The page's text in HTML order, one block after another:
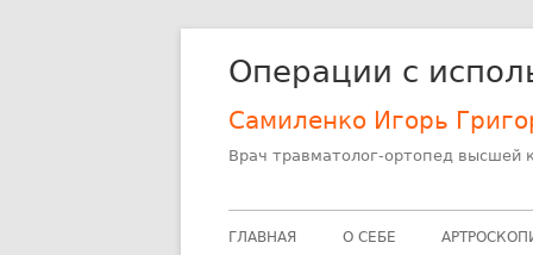
Операции с
Самиленко Игорь
Врач травматолог-ортопед высшей
Основное
ГЛАВНАЯ О СЕБЕ